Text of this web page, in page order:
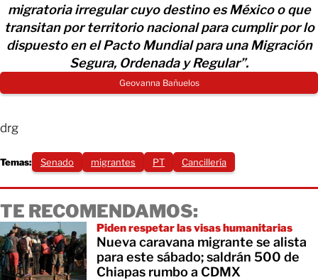
migratoria irregular cuyo destino es México o que
transitan por territorio nacional para cumplir por lo
dispuesto en el Pacto Mundial para una Migración
Segura, Ordenada y Regular”.
Geovanna Bañuelos
drg
Temas: Senado migrantes PT Cancillería
TE RECOMENDAMOS:
Piden respetar las visas humanitarias
Nueva caravana migrante se alista
para este sábado; saldrán 500 de
Chiapas rumbo a CDMX